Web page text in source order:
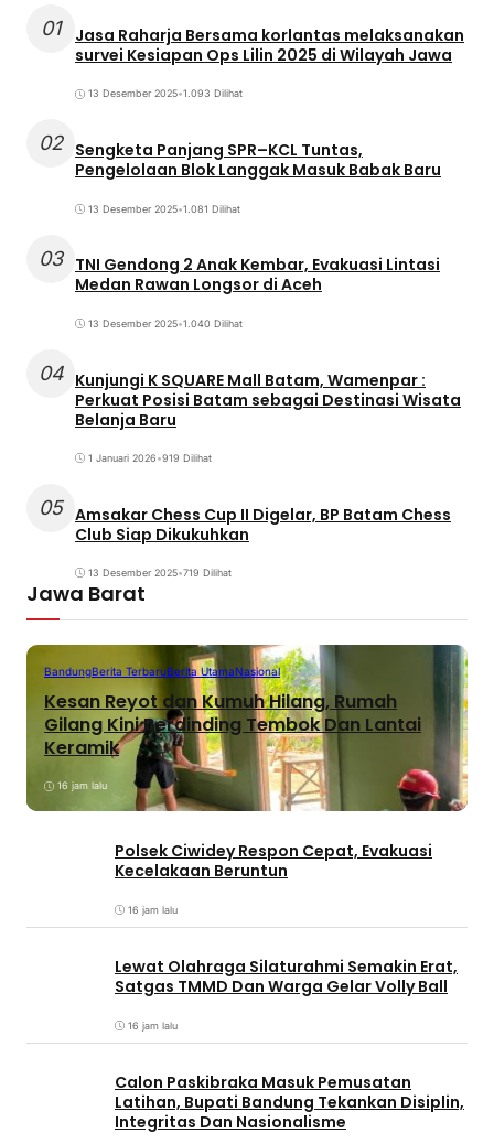
01
Jasa Raharja Bersama korlantas melaksanakan
survei Kesiapan Ops Lilin 2025 di Wilayah Jawa
13 Desember 2025•1.093 Dilihat
02 Sengketa Panjang SPR–KCL Tuntas,
Pengelolaan Blok Langgak Masuk Babak Baru
13 Desember 2025•1.081 Dilihat
03 TNI Gendong 2 Anak Kembar, Evakuasi Lintasi
Medan Rawan Longsor di Aceh
13 Desember 2025•1.040 Dilihat
04 Kunjungi K SQUARE Mall Batam, Wamenpar :
Perkuat Posisi Batam sebagai Destinasi Wisata
Belanja Baru
1 Januari 2026•919 Dilihat
05 Amsakar Chess Cup II Digelar, BP Batam Chess
Club Siap Dikukuhkan
13 Desember 2025•719 Dilihat
Jawa Barat
BandungBerita TerbaruBerita UtamaNasional
Kesan Reyot dan Kumuh Hilang, Rumah
Gilang Kini Berdinding Tembok Dan Lantai
Keramik
16 jam lalu
Polsek Ciwidey Respon Cepat, Evakuasi
Kecelakaan Beruntun
16 jam lalu
Lewat Olahraga Silaturahmi Semakin Erat,
Satgas TMMD Dan Warga Gelar Volly Ball
16 jam lalu
Calon Paskibraka Masuk Pemusatan
Latihan, Bupati Bandung Tekankan Disiplin,
Integritas Dan Nasionalisme